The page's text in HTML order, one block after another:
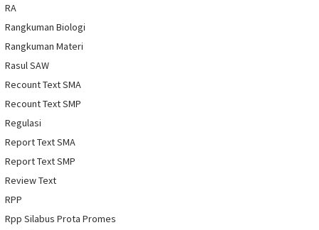
RA
Rangkuman Biologi
Rangkuman Materi
Rasul SAW
Recount Text SMA
Recount Text SMP
Regulasi
Report Text SMA
Report Text SMP
Review Text
RPP
Rpp Silabus Prota Promes